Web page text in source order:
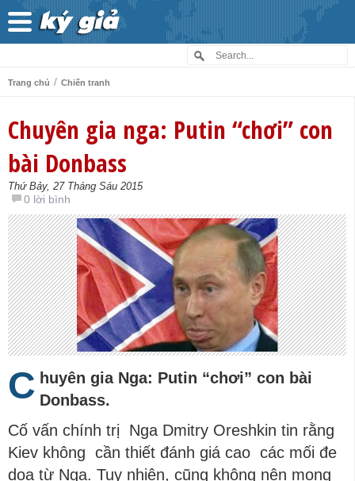
Trang chủ / Chiến tranh
Chuyên gia nga: Putin “chơi” con
bài Donbass
Thứ Bảy, 27 Tháng Sáu 2015
0 lời bình
C huyên gia Nga: Putin “chơi” con bài
Donbass.
Cố vấn chính trị Nga Dmitry Oreshkin tin rằng
Kiev không cần thiết đánh giá cao các mối đe
dọa từ Nga. Tuy nhiên, cũng không nên mong